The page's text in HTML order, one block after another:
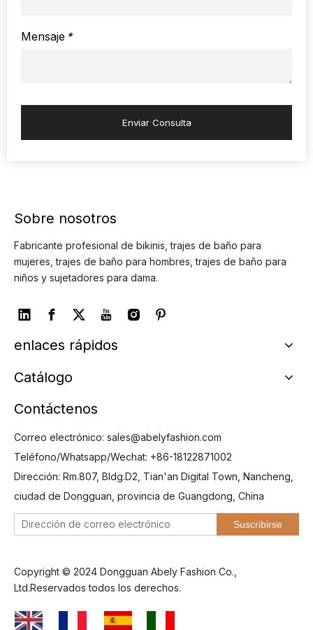
*
Mensaje
Enviar Consulta
Sobre nosotros
Fabricante profesional de bikinis, trajes de baño para
mujeres, trajes de baño para hombres, trajes de baño para
niños y sujetadores para dama.
enlaces rápidos
Catálogo
Contáctenos
Correo electrónico: sales@abelyfashion.com
Teléfono/Whatsapp/Wechat: +86-18122871002
Dirección: Rm.807, Bldg.D2, Tian'an Digital Town, Nancheng,
ciudad de Dongguan, provincia de Guangdong, China
Suscribirse
Copyright © 2024 Dongguan Abely Fashion Co.,
Ltd.Reservados todos los derechos.